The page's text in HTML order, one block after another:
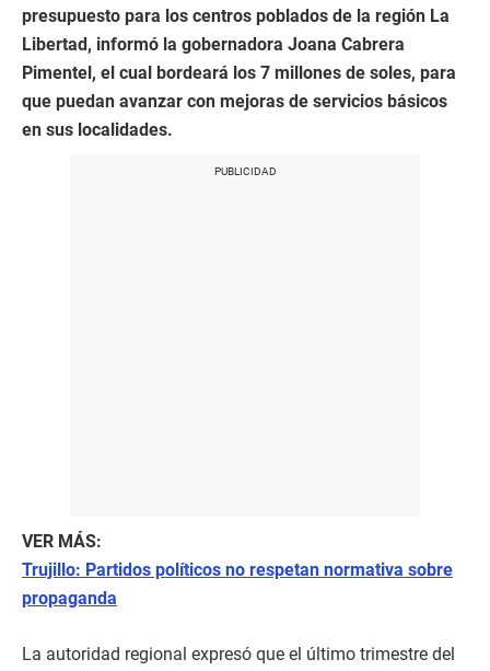
presupuesto para los centros poblados de la región La
Libertad, informó la gobernadora Joana Cabrera
Pimentel, el cual bordeará los 7 millones de soles, para
que puedan avanzar con mejoras de servicios básicos
en sus localidades.
VER MÁS:
Trujillo: Partidos políticos no respetan normativa sobre
propaganda
La autoridad regional expresó que el último trimestre del